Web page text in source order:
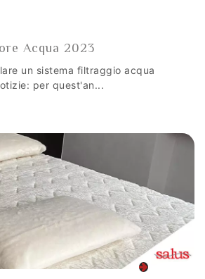
Acqua 2023
un sistema filtraggio acqua
per quest'an...